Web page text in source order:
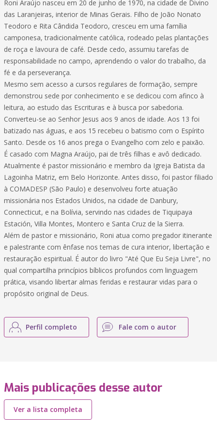
Roni Araújo nasceu em 20 de junho de 1970, na cidade de Divino
das Laranjeiras, interior de Minas Gerais. Filho de João Nonato
Teodoro e Rita Cândida Teodoro, cresceu em uma família
camponesa, tradicionalmente católica, rodeado pelas plantações
de roça e lavoura de café. Desde cedo, assumiu tarefas de
responsabilidade no campo, aprendendo o valor do trabalho, da
fé e da perseverança.
Mesmo sem acesso a cursos regulares de formação, sempre
demonstrou sede por conhecimento e se dedicou com afinco à
leitura, ao estudo das Escrituras e à busca por sabedoria.
Converteu-se ao Senhor Jesus aos 9 anos de idade. Aos 13 foi
batizado nas águas, e aos 15 recebeu o batismo com o Espírito
Santo. Desde os 16 anos prega o Evangelho com zelo e paixão.
É casado com Magna Araújo, pai de três filhas e avô dedicado.
Atualmente é pastor missionário e membro da Igreja Batista da
Lagoinha Matriz, em Belo Horizonte. Antes disso, foi pastor filiado
à COMADESP (São Paulo) e desenvolveu forte atuação
missionária nos Estados Unidos, na cidade de Danbury,
Connecticut, e na Bolívia, servindo nas cidades de Tiquipaya
Estación, Villa Montes, Montero e Santa Cruz de la Sierra.
Além de pastor e missionário, Roni atua como pregador itinerante
e palestrante com ênfase nos temas de cura interior, libertação e
restauração espiritual. É autor do livro "Até Que Eu Seja Livre", no
qual compartilha princípios bíblicos profundos com linguagem
prática, visando libertar almas feridas e restaurar vidas para o
propósito original de Deus.
Perfil completo Fale com o autor
Mais publicações desse autor
Ver a lista completa